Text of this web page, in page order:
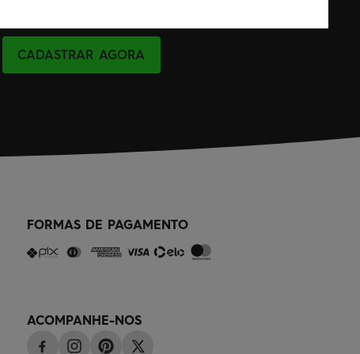
CADASTRAR AGORA
FORMAS DE PAGAMENTO
ACOMPANHE-NOS